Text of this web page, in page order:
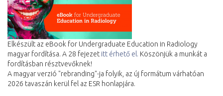
Elkészült az eBook for Undergraduate Education in Radiology
magyar fordítása. A 28 fejezet itt érhető el. Köszönjük a munkát a
fordításban résztvevőknek!
A magyar verzió "rebranding"-ja folyik, az új formátum várhatóan
2026 tavaszán kerül fel az ESR honlapjára.